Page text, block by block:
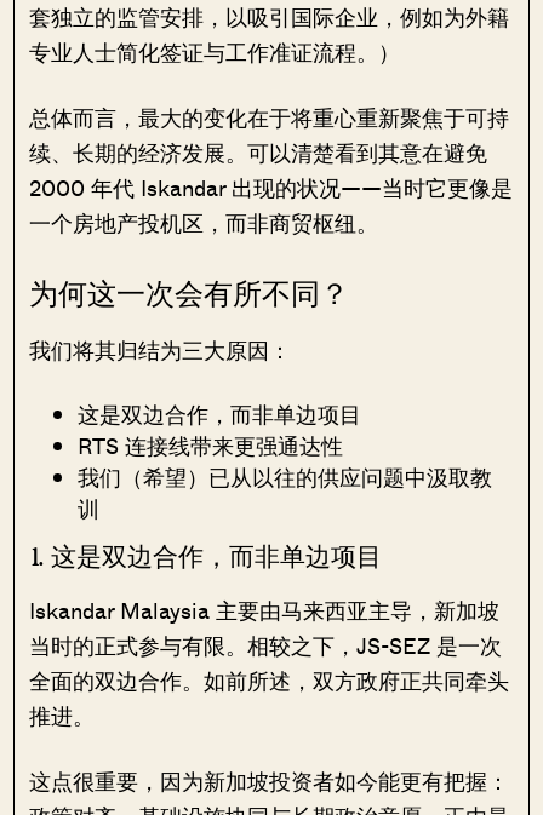
套独立的监管安排，以吸引国际企业，例如为外籍
专业人士简化签证与工作准证流程。）
总体而言，最大的变化在于将重心重新聚焦于可持
续、长期的经济发展。可以清楚看到其意在避免
2000 年代 Iskandar 出现的状况——当时它更像是
一个房地产投机区，而非商贸枢纽。
为何这一次会有所不同？
我们将其归结为三大原因：
这是双边合作，而非单边项目
RTS 连接线带来更强通达性
我们（希望）已从以往的供应问题中汲取教
训
1. 这是双边合作，而非单边项目
Iskandar Malaysia 主要由马来西亚主导，新加坡
当时的正式参与有限。相较之下，JS-SEZ 是一次
全面的双边合作。如前所述，双方政府正共同牵头
推进。
这点很重要，因为新加坡投资者如今能更有把握：